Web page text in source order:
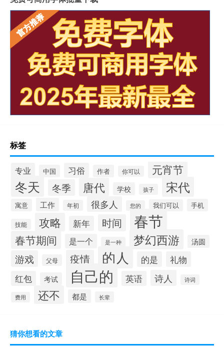
标签
专业 中国 习俗 作者 你可以 元宵节
冬天 冬季 唐代 学校 孩子 宋代
寓意 工作 年初 很多人 您的 我们可以 手机
技能 攻略 新年 时间 春节
春节期间 是一个 是一种 梦幻西游 汤圆
游戏 父母 疫情 的人 的是 礼物
红包 考试 自己的 英语 诗人 诗词
费用 还不 都是 长辈
猜你想看的文章